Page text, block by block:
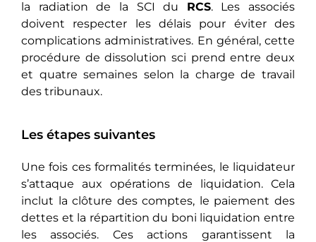
la radiation de la SCI du RCS. Les associés
doivent respecter les délais pour éviter des
complications administratives. En général, cette
procédure de dissolution sci prend entre deux
et quatre semaines selon la charge de travail
des tribunaux.
Les étapes suivantes
Une fois ces formalités terminées, le liquidateur
s’attaque aux opérations de liquidation. Cela
inclut la clôture des comptes, le paiement des
dettes et la répartition du boni liquidation entre
les associés. Ces actions garantissent la